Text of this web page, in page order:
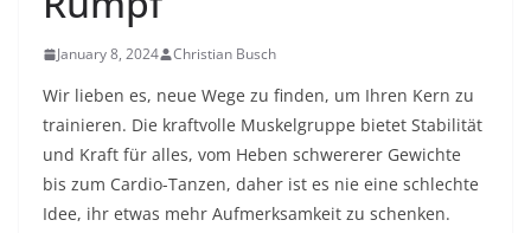
January 8, 2024 Christian Busch
Wir lieben es, neue Wege zu finden, um Ihren Kern zu
trainieren. Die kraftvolle Muskelgruppe bietet Stabilität
und Kraft für alles, vom Heben schwererer Gewichte
bis zum Cardio-Tanzen, daher ist es nie eine schlechte
Idee, ihr etwas mehr Aufmerksamkeit zu schenken.